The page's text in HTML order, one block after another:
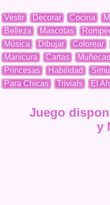
Vestir Decorar Cocina
Belleza
Mascotas
Música
Dibujar Colorear
Manicura
Cartas Muñecas
Princesas
Habilidad
Para Chicas
Trivials El
Juego
y